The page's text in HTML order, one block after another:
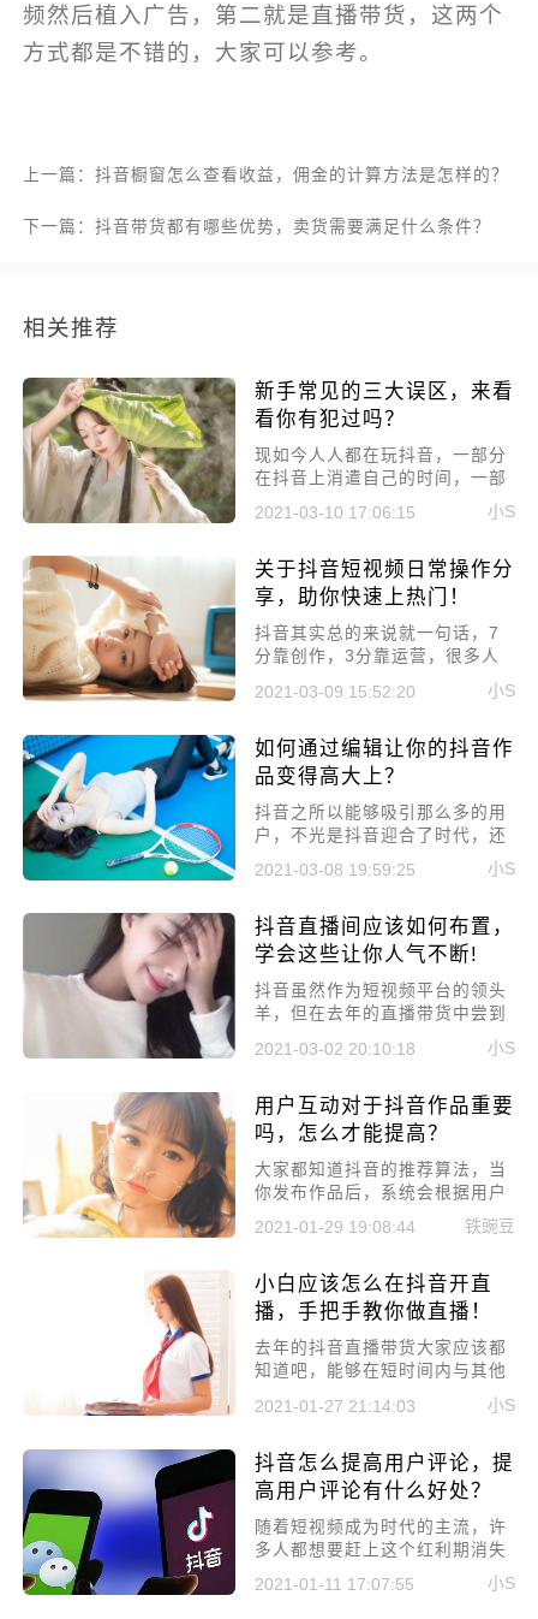
频然后植入广告，第二就是直播带货，这两个
方式都是不错的，大家可以参考。
上一篇：抖音橱窗怎么查看收益，佣金的计算方法是怎样的？
下一篇：抖音带货都有哪些优势，卖货需要满足什么条件？
相关推荐
新手常见的三大误区，来看
看你有犯过吗？
现如今人人都在玩抖音，一部分
在抖音上消遣自己的时间，一部
现。从而吸引了很多新人，但由
些误区，下面我们就来讲讲新手
常见的三大误区，来看看你有犯
2021-03-10 17:06:15 小S
关于抖音短视频日常操作分
享，助你快速上热门！
抖音其实总的来说就一句话，7
分靠创作，3分靠运营，很多人
发几个视频就能有十多万粉丝，
而有的人发很多视频都火不起
抖音短视频日常操作分享，助你
快速上热门!
2021-03-09 15:52:20 小S
如何通过编辑让你的抖音作
品变得高大上？
抖音之所以能够吸引那么多的用
户，不光是抖音迎合了时代，还
品，这些作品能够满足无数人的
越来越高的，不光是需要剧情，
还需要视频的高质量，那本文就
的抖音作品变得高大上?
2021-03-08 19:59:25 小S
抖音直播间应该如何布置，
学会这些让你人气不断!
​抖音虽然作为短视频平台的领头
羊，但在去年的直播带货中尝到
了甜头，不少人涌入到了抖音直
播。但不少人都是新人，对于直
来讲一讲抖音直播间应该如何布
置，学会这些让你人气不断!
2021-03-02 20:10:18 小S
用户互动对于抖音作品重要
吗，怎么才能提高？
​大家都知道抖音的推荐算法，当
你发布作品后，系统会根据用户
对于你作品的真实反馈，然后判
定是否应该推荐，只有用户足够
是优质内容。所以今天就来聊聊
用户互动对于抖音作品重要吗，
2021-01-29 19:08:44 铁豌豆
小白应该怎么在抖音开直
播，手把手教你做直播！
​去年的抖音直播带货大家应该都
知道吧，能够在短时间内与其他
了，而现在抖音也在不断的吸收
白应该怎么在抖音开直播，手把
手教你做直播!
2021-01-27 21:14:03 小S
抖音怎么提高用户评论，提
高用户评论有什么好处？
随着短视频成为时代的主流，许
多人都想要赶上这个红利期消失
前分一杯羹，但却很少有人会成
功。因为抖音判断一个作品的优
2021-01-11 17:07:55 小S